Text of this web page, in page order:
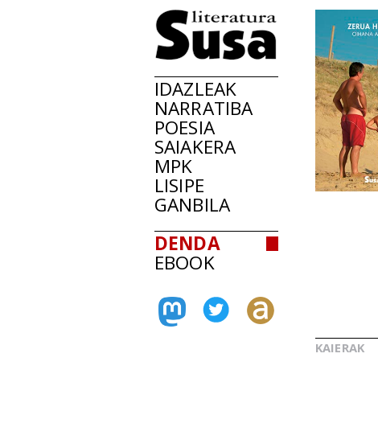
IDAZLEAK
NARRATIBA
POESIA
SAIAKERA
MPK
LISIPE
GANBILA
DENDA
EBOOK
KAIERAK